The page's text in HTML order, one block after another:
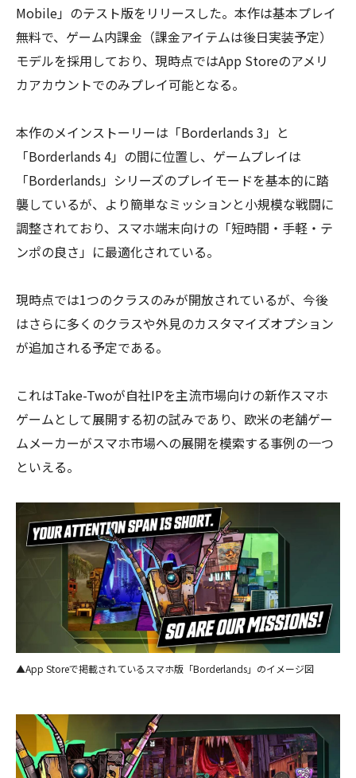
Mobile」のテスト版をリリースした。本作は基本プレイ
無料で、ゲーム内課金（課金アイテムは後日実装予定）
モデルを採用しており、現時点ではApp Storeのアメリ
カアカウントでのみプレイ可能となる。
本作のメインストーリーは「Borderlands 3」と
「Borderlands 4」の間に位置し、ゲームプレイは
「Borderlands」シリーズのプレイモードを基本的に踏
襲しているが、より簡単なミッションと小規模な戦闘に
調整されており、スマホ端末向けの「短時間・手軽・テ
ンポの良さ」に最適化されている。
現時点では1つのクラスのみが開放されているが、今後
はさらに多くのクラスや外見のカスタマイズオプション
が追加される予定である。
これはTake-Twoが自社IPを主流市場向けの新作スマホ
ゲームとして展開する初の試みであり、欧米の老舗ゲー
ムメーカーがスマホ市場への展開を模索する事例の一つ
といえる。
▲App Storeで掲載されているスマホ版「Borderlands」のイメージ図